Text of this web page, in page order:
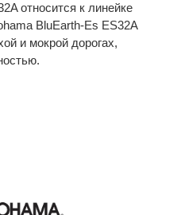
относится к линейке
BluEarth-Es ES32A
и мокрой дорогах,